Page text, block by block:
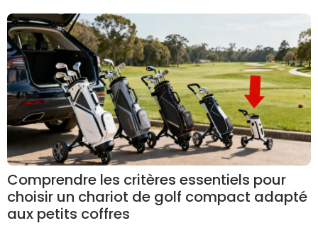
Comprendre les critères essentiels pour
choisir un chariot de golf compact adapté
aux petits coffres